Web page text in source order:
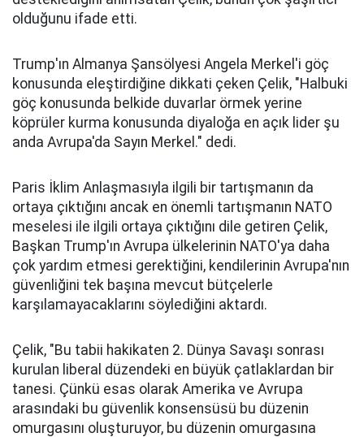
olduğunu ifade etti.
Trump'ın Almanya Şansölyesi Angela Merkel'i göç
konusunda eleştirdiğine dikkati çeken Çelik, "Halbuki
göç konusunda belkide duvarlar örmek yerine
köprüler kurma konusunda diyaloğa en açık lider şu
anda Avrupa'da Sayın Merkel." dedi.
Paris İklim Anlaşmasıyla ilgili bir tartışmanın da
ortaya çıktığını ancak en önemli tartışmanın NATO
meselesi ile ilgili ortaya çıktığını dile getiren Çelik,
Başkan Trump'ın Avrupa ülkelerinin NATO'ya daha
çok yardım etmesi gerektiğini, kendilerinin Avrupa'nın
güvenliğini tek başına mevcut bütçelerle
karşılamayacaklarını söylediğini aktardı.
Çelik, "Bu tabii hakikaten 2. Dünya Savaşı sonrası
kurulan liberal düzendeki en büyük çatlaklardan bir
tanesi. Çünkü esas olarak Amerika ve Avrupa
arasındaki bu güvenlik konsensüsü bu düzenin
omurgasını oluşturuyor, bu düzenin omurgasına